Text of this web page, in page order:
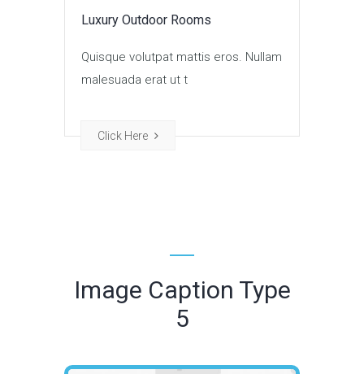
Luxury Outdoor Rooms
Quisque volutpat mattis eros. Nullam
malesuada erat ut t
Click Here
Image Caption Type
5